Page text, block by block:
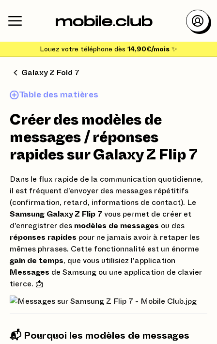
Louez votre téléphone dès 14,90€/mois ✨
Galaxy Z Fold 7
Table des matières
Créer des modèles de
messages / réponses
rapides sur Galaxy Z Flip 7
Dans le flux rapide de la communication quotidienne,
il est fréquent d'envoyer des messages répétitifs
(confirmation, retard, informations de contact). Le
Samsung Galaxy Z Flip 7 vous permet de créer et
d'enregistrer des modèles de messages ou des
réponses rapides pour ne jamais avoir à retaper les
mêmes phrases. Cette fonctionnalité est un énorme
gain de temps, que vous utilisiez l'application
Messages de Samsung ou une application de clavier
tierce. 📩
📬 Pourquoi les modèles de messages